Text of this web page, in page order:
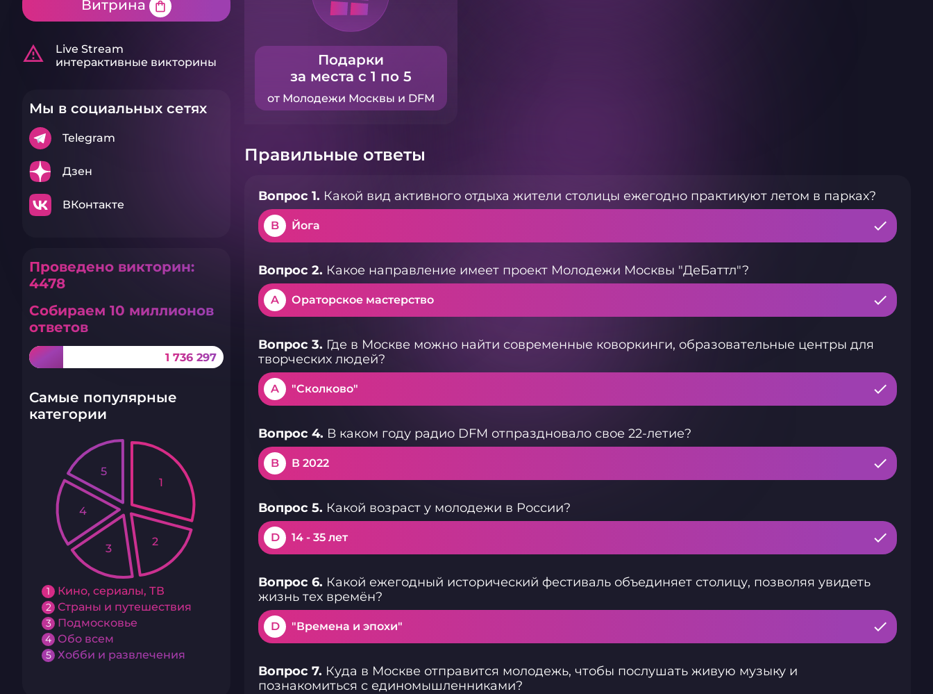
Витрина shopping_bag
warning_amber
Live Stream
интерактивные викторины
Мы в социальных сетях
Telegram
Дзен
ВКонтакте
Проведено викторин:
4478
Собираем 10 миллионов
ответов
1 736 297
Самые популярные
категории
1 Кино, сериалы, ТВ
2 Страны и путешествия
3 Подмосковье
4 Обо всем
5 Хобби и развлечения
1
2
3
4
5
Подарки
за места с 1 по 5
от Молодежи Москвы и DFM
Правильные ответы
Вопрос 1. Какой вид активного отдыха жители столицы ежегодно практикуют летом в парках?
B Йога
Вопрос 2. Какое направление имеет проект Молодежи Москвы "ДеБаттл"?
A Ораторское мастерство
Вопрос 3. Где в Москве можно найти современные коворкинги, образовательные центры для
творческих людей?
A "Сколково"
Вопрос 4. В каком году радио DFM отпраздновало свое 22-летие?
B В 2022
Вопрос 5. Какой возраст у молодежи в России?
D 14 - 35 лет
Вопрос 6. Какой ежегодный исторический фестиваль объединяет столицу, позволяя увидеть
жизнь тех времён?
D "Времена и эпохи"
Вопрос 7. Куда в Москве отправится молодежь, чтобы послушать живую музыку и
познакомиться с единомышленниками?